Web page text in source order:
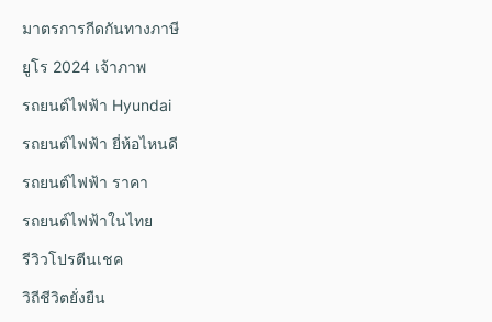
มาตรการกีดกันทางภาษี
ยูโร 2024 เจ้าภาพ
รถยนต์ไฟฟ้า Hyundai
รถยนต์ไฟฟ้า ยี่ห้อไหนดี
รถยนต์ไฟฟ้า ราคา
รถยนต์ไฟฟ้าในไทย
รีวิวโปรตีนเชค
วิถีชีวิตยั่งยืน